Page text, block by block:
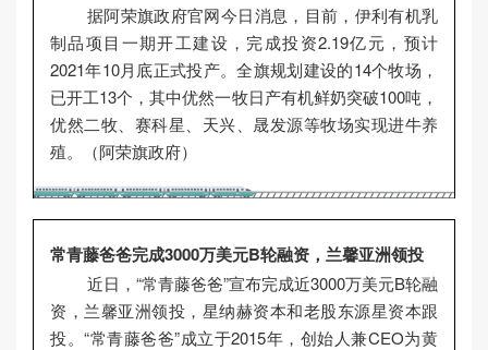
据阿荣旗政府官网今日消息，目前，伊利有机乳
制品项目一期开工建设，完成投资2.19亿元，预计
2021年10月底正式投产。全旗规划建设的14个牧场，
已开工13个，其中优然一牧日产有机鲜奶突破100吨，
优然二牧、赛科星、天兴、晟发源等牧场实现进牛养
殖。（阿荣旗政府）
常青藤爸爸完成3000万美元B轮融资，兰馨亚洲领投
近日，“常青藤爸爸”宣布完成近3000万美元B轮融
资，兰馨亚洲领投，星纳赫资本和老股东源星资本跟
投。“常青藤爸爸”成立于2015年，创始人兼CEO为黄